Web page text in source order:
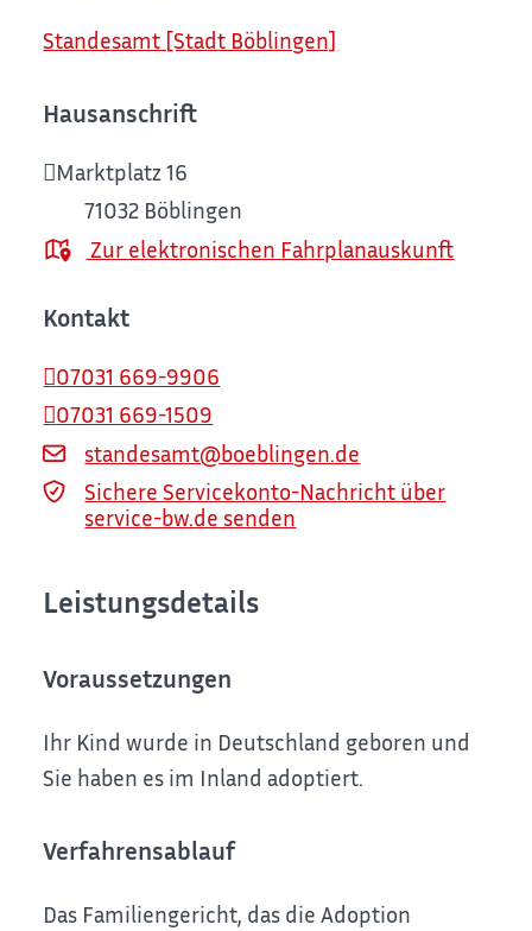
Standesamt [Stadt Böblingen]
Hausanschrift
Marktplatz 16
71032 Böblingen
Zur elektronischen Fahrplanauskunft
Kontakt
07031 669-9906
07031 669-1509
standesamt@boeblingen.de
Sichere Servicekonto-Nachricht über
service-bw.de senden
Leistungsdetails
Voraussetzungen
Ihr Kind wurde in Deutschland geboren und
Sie haben es im Inland adoptiert.
Verfahrensablauf
Das Familiengericht, das die Adoption